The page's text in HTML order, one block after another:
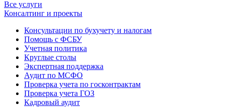
Все услуги
Консалтинг и проекты
Консультации по бухучету и налогам
Помощь с ФСБУ
Учетная политика
Круглые столы
Экспертная поддержка
Аудит по МСФО
Проверка учета по госконтрактам
Проверка учета ГОЗ
Кадровый аудит